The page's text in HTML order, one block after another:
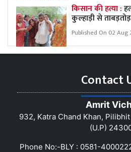
किसान की हत्या :
कुल्हाड़ी से
Published On 02
Contact
Amrit
932, Katra Chand Khan,
(U.P)
Phone No:-BLY : 0581-